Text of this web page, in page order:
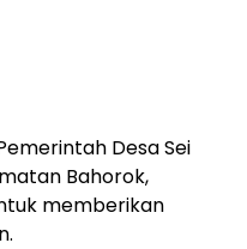
Desa Sei
Bahorok,
memberikan